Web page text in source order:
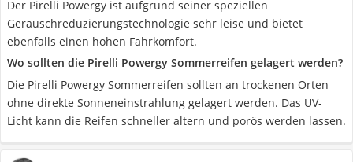
Der Pirelli Powergy ist aufgrund seiner speziellen
Geräuschreduzierungstechnologie sehr leise und bietet
ebenfalls einen hohen Fahrkomfort.
Wo sollten die Pirelli Powergy Sommerreifen gelagert werden?
Die Pirelli Powergy Sommerreifen sollten an trockenen Orten
ohne direkte Sonneneinstrahlung gelagert werden. Das UV-
Licht kann die Reifen schneller altern und porös werden lassen.